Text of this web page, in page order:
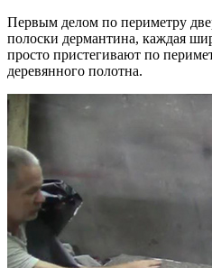
Первым делом по периметру
полоски дермантина, каждая
просто пристегивают по
деревянного полотна.